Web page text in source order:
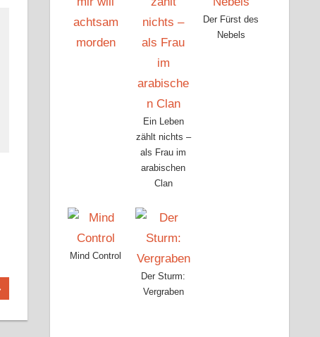
Ein Leben
zählt nichts –
als Frau im
arabischen
Clan
Der Fürst des
Nebels
Mind Control
Der Sturm:
Vergraben